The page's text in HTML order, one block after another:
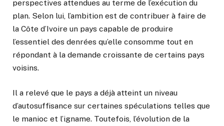
perspectives attendues au terme de l’exécution du
plan. Selon lui, l’ambition est de contribuer à faire de
la Côte d’Ivoire un pays capable de produire
l’essentiel des denrées qu’elle consomme tout en
répondant à la demande croissante de certains pays
voisins.
Il a relevé que le pays a déjà atteint un niveau
d’autosuffisance sur certaines spéculations telles que
le manioc et l’igname. Toutefois, l’évolution de la